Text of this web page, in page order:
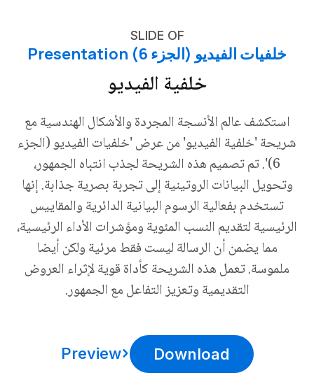
SLIDE OF
خلفيات الفيديو (الجزء 6) Presentation
خلفية الفيديو
استكشف عالم الأنسجة المجردة والأشكال الهندسية مع
شريحة 'خلفية الفيديو' من عرض 'خلفيات الفيديو (الجزء
6)'. تم تصميم هذه الشريحة لجذب انتباه الجمهور،
وتحويل البيانات الروتينية إلى تجربة بصرية جذابة. إنها
تستخدم بفعالية الرسوم البيانية الدائرية والمقاييس
الرئيسية لتقديم النسب المئوية ومؤشرات الأداء الرئيسية،
مما يضمن أن الرسالة ليست فقط مرئية ولكن أيضا
ملموسة. تعمل هذه الشريحة كأداة قوية لإثراء العروض
التقديمية وتعزيز التفاعل مع الجمهور.
Download
Preview